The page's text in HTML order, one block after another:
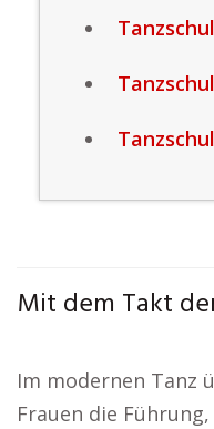
Mit dem Takt
Im modernen Tanz
Frauen die